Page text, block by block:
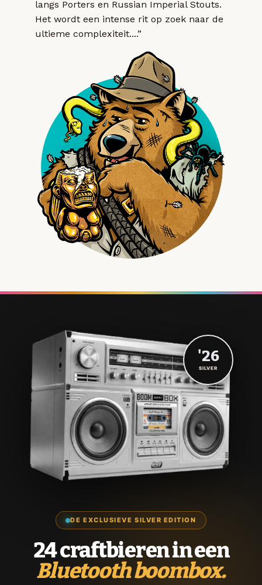
langs Porters en Russian Imperial Stouts.
Het wordt een intense rit op zoek naar de
ultieme complexiteit....”
DE EXCLUSIEVE SILVER EDITION
24 craftbieren in een
Bluetooth boombox.
'26
SILVER